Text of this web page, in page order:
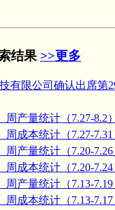
结果 >>更多
有限公司确认出席第
周产量统计（7.27-8.2）
周成本统计（7.27-7.31
周产量统计（7.20-7.26
周成本统计（7.20-7.24
周产量统计（7.13-7.19
周成本统计（7.13-7.17